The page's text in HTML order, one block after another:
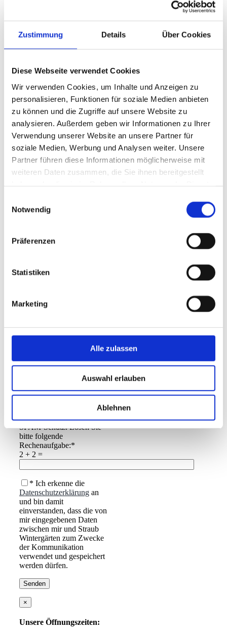
Zustimmung Details Über Cookies
Diese Webseite verwendet Cookies
Wir verwenden Cookies, um Inhalte und Anzeigen zu
personalisieren, Funktionen für soziale Medien anbieten
zu können und die Zugriffe auf unsere Website zu
analysieren. Außerdem geben wir Informationen zu Ihrer
Verwendung unserer Website an unsere Partner für
soziale Medien, Werbung und Analysen weiter. Unsere
Partner führen diese Informationen möglicherweise mit
weiteren Daten zusammen, die Sie ihnen bereitgestellt
Notwendig
Präferenzen
Statistiken
Marketing
Alle zulassen
Auswahl erlauben
Ablehnen
Weitere Informationen
Sie da.
Ihr Name*
Ihre E-Mail-Adresse*
Ihre Telefonnummer
Ihre Nachricht*
SPAM-Schutz: Lösen Sie
bitte folgende
Rechenaufgabe:*
2 + 2 =
* Ich erkenne die
Datenschutzerklärung an
und bin damit
einverstanden, dass die von
mir eingegebenen Daten
zwischen mir und Straub
Wintergärten zum Zwecke
der Kommunikation
verwendet und gespeichert
werden dürfen.
×
Unsere Öffnungszeiten: